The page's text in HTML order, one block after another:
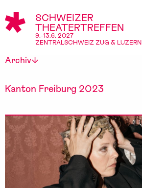
SCHWEIZER
THEATERTREFFEN
9.-13.6. 2027
ZENTRALSCHWEIZ ZUG & LUZERN
Archiv
Kanton Freiburg 2023